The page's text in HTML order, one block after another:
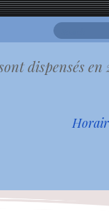
Search
for:
dispensés en